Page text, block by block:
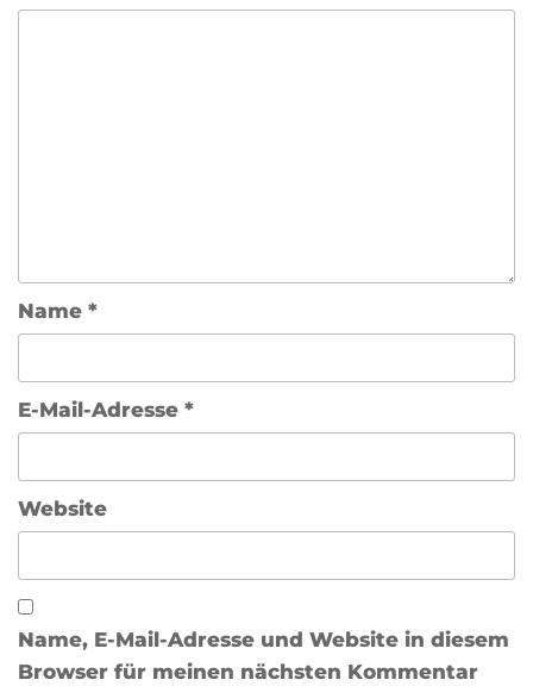
Name *
E-Mail-Adresse *
Website
Name, E-Mail-Adresse und Website in diesem
Browser für meinen nächsten Kommentar